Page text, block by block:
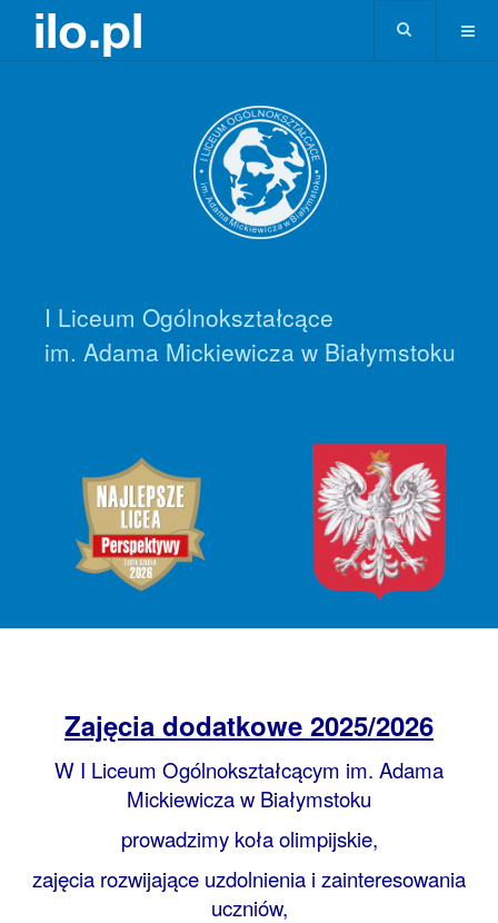
I Liceum Ogólnokształcące
im. Adama Mickiewicza w Białymstoku
Zajęcia dodatkowe 2025/2026
W I Liceum Ogólnokształcącym im. Adama
Mickiewicza w Białymstoku
prowadzimy koła olimpijskie,
zajęcia rozwijające uzdolnienia i zainteresowania
uczniów,